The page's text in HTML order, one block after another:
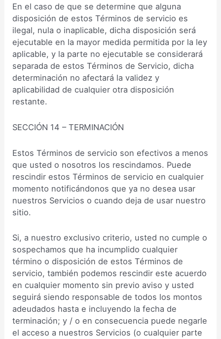
En el caso de que se determine que alguna
disposición de estos Términos de servicio es
ilegal, nula o inaplicable, dicha disposición será
ejecutable en la mayor medida permitida por la ley
aplicable, y la parte no ejecutable se considerará
separada de estos Términos de Servicio, dicha
determinación no afectará la validez y
aplicabilidad de cualquier otra disposición
restante.
SECCIÓN 14 – TERMINACIÓN
Estos Términos de servicio son efectivos a menos
que usted o nosotros los rescindamos. Puede
rescindir estos Términos de servicio en cualquier
momento notificándonos que ya no desea usar
nuestros Servicios o cuando deja de usar nuestro
sitio.
Si, a nuestro exclusivo criterio, usted no cumple o
sospechamos que ha incumplido cualquier
término o disposición de estos Términos de
servicio, también podemos rescindir este acuerdo
en cualquier momento sin previo aviso y usted
seguirá siendo responsable de todos los montos
adeudados hasta e incluyendo la fecha de
terminación; y / o en consecuencia puede negarle
el acceso a nuestros Servicios (o cualquier parte